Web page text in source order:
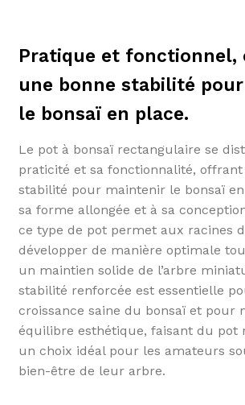
Pratique et
une bonne stabilité
le bonsaï en place.
Le pot à bonsaï rectangulaire se
praticité et sa fonctionnalité,
stabilité pour maintenir le bonsaï en
sa forme allongée et à sa
ce type de pot permet aux racines
développer de manière optimale
un maintien solide de l’arbre
stabilité renforcée est essentielle
croissance saine du bonsaï et pour
équilibre esthétique, faisant du pot
un choix idéal pour les amateurs
bien-être de leur arbre.